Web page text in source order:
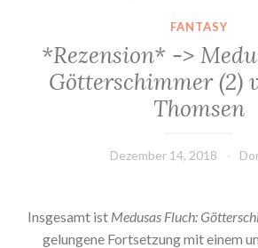
FANTASY
*Rezension* ->
Götterschimmer (2)
Thomsen
Dezember 14, 2018
Insgesamt ist Medusas Fluch:
gelungene Fortsetzung mit einem